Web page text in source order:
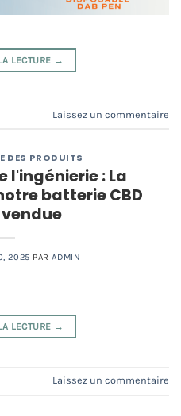
LECTURE →
Laissez un commentaire
DES PRODUITS
l'ingénierie : La
batterie CBD
2025 PARADMIN
LECTURE →
Laissez un commentaire